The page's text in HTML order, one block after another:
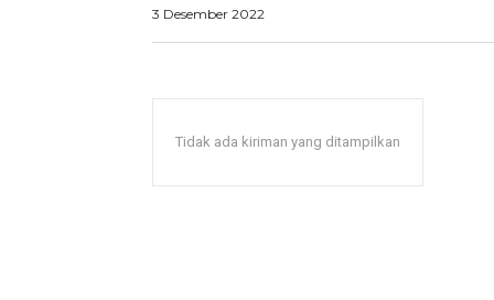
3 Desember 2022
Tidak ada kiriman yang ditampilkan